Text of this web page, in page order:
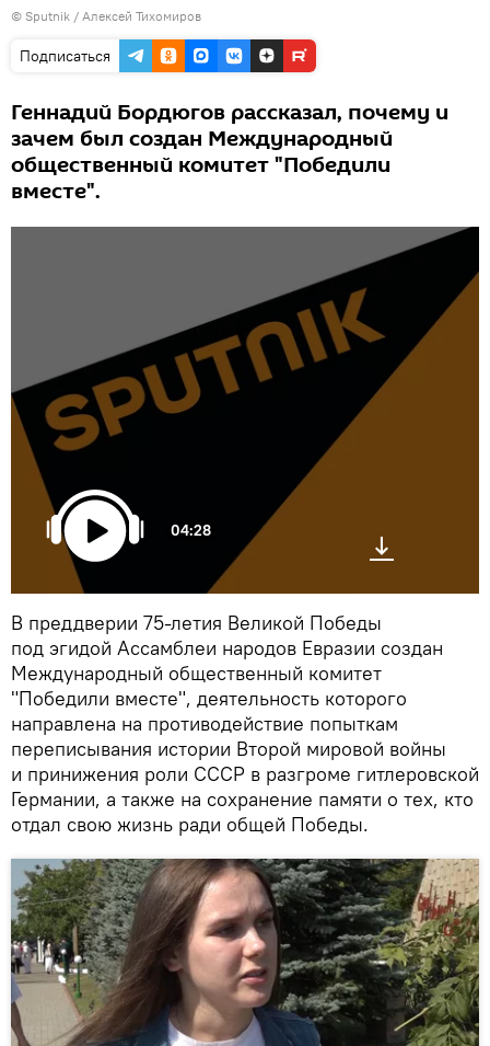
© Sputnik / Алексей Тихомиров
Подписаться
Геннадий Бордюгов рассказал, почему и
зачем был создан Международный
общественный комитет "Победили
вместе".
04:28
В преддверии 75-летия Великой Победы
под эгидой Ассамблеи народов Евразии создан
Международный общественный комитет
"Победили вместе", деятельность которого
направлена на противодействие попыткам
переписывания истории Второй мировой войны
и принижения роли СССР в разгроме гитлеровской
Германии, а также на сохранение памяти о тех, кто
отдал свою жизнь ради общей Победы.